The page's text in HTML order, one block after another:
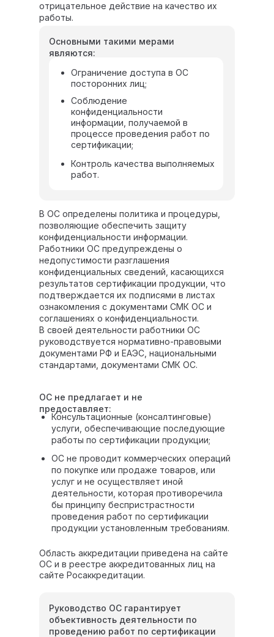
В ОС определены политика и процедуры,
позволяющие обеспечить защиту
конфиденциальности информации.
Работники ОС предупреждены о
недопустимости разглашения
конфиденциальных сведений, касающихся
результатов сертификации продукции, что
подтверждается их подписями в листах
ознакомления с документами СМК ОС и
соглашениях о конфиденциальности.
В своей деятельности работники ОС
руководствуется нормативно-правовыми
документами РФ и ЕАЭС, национальными
стандартами, документами СМК ОС.
отрицательное действие на качество их
работы.
Область аккредитации приведена на сайте
ОС и в реестре аккредитованных лиц на
сайте Росаккредитации.
Консультационные (консалтинговые)
услуги, обеспечивающие последующие
работы по сертификации продукции;
ОС не предлагает и не
предоставляет:
ОС не проводит коммерческих операций
по покупке или продаже товаров, или
услуг и не осуществляет иной
деятельности, которая противоречила
бы принципу беспристрастности
проведения работ по сертификации
продукции установленным требованиям.
Ограничение доступа в ОС
посторонних лиц;
Основными такими мерами
являются:
Соблюдение
конфиденциальности
информации, получаемой в
процессе проведения работ по
сертификации;
Контроль качества выполняемых
работ.
Руководство ОС гарантирует
объективность деятельности по
проведению работ по сертификации